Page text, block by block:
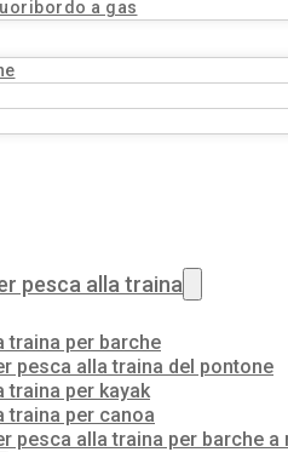
a gas
pesca alla traina
traina per barche
pesca alla traina del pontone
traina per kayak
traina per canoa
pesca alla traina per barche a